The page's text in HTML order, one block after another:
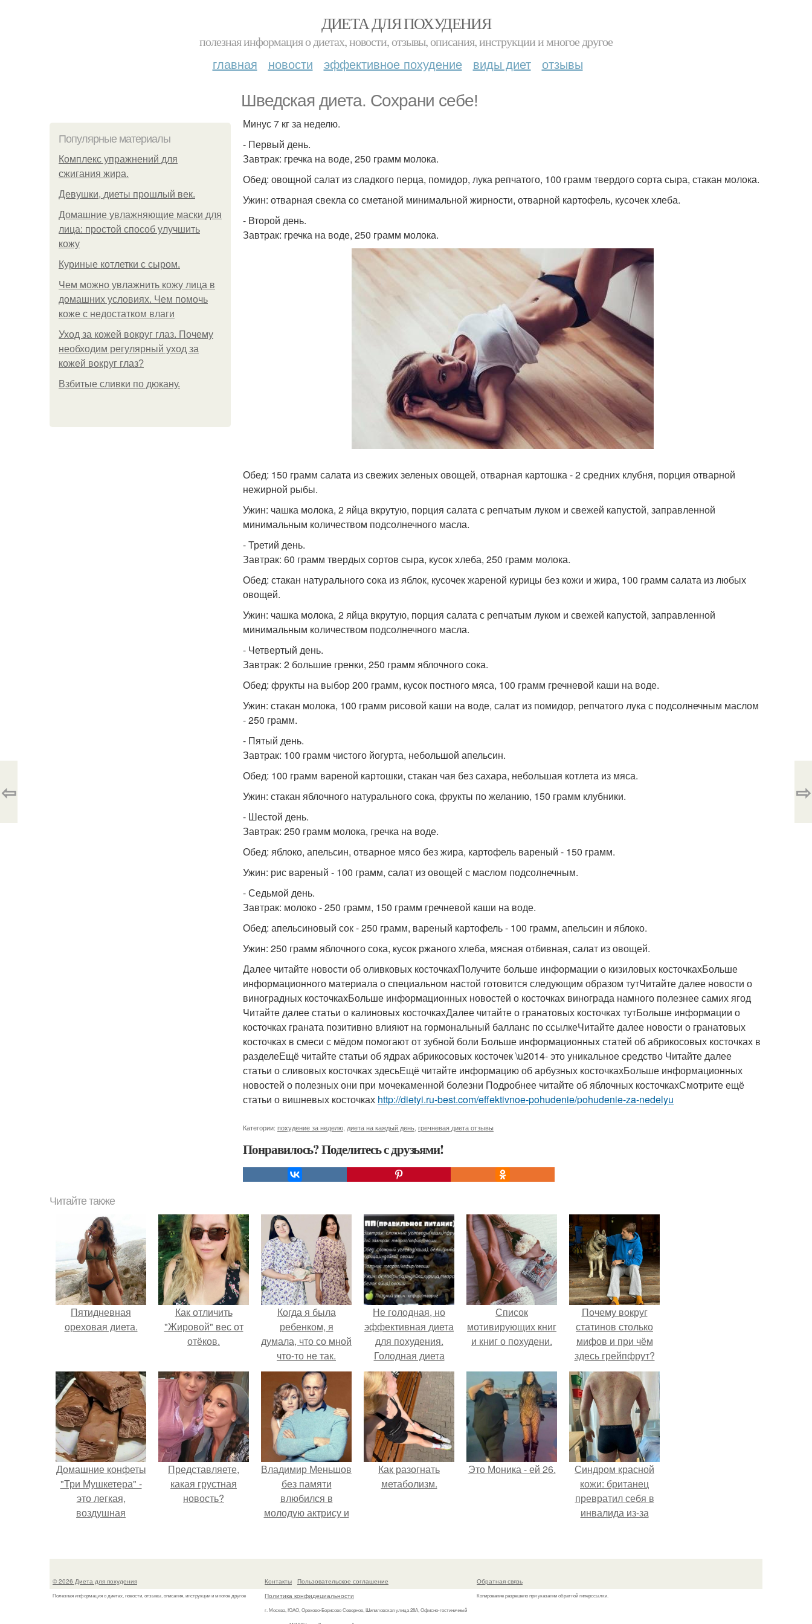
ДИЕТА ДЛЯ ПОХУДЕНИЯ
полезная информация о диетах, новости, отзывы, описания, инструкции и многое другое
главная новости эффективное похудение виды диет отзывы
Шведская диета. Сохрани себе!
Популярные материалы
Комплекс упражнений для
сжигания жира.
Девушки, диеты прошлый век.
Домашние увлажняющие маски для
лица: простой способ улучшить
кожу
Куриные котлетки с сыром.
Чем можно увлажнить кожу лица в
домашних условиях. Чем помочь
коже с недостатком влаги
Уход за кожей вокруг глаз. Почему
необходим регулярный уход за
кожей вокруг глаз?
Взбитые сливки по дюкану.
Минус 7 кг за неделю.
- Первый день.
Завтрак: гречка на воде, 250 грамм молока.
Обед: овощной салат из сладкого перца, помидор, лука репчатого, 100 грамм твердого сорта сыра, стакан молока.
Ужин: отварная свекла со сметаной минимальной жирности, отварной картофель, кусочек хлеба.
- Второй день.
Завтрак: гречка на воде, 250 грамм молока.
Обед: 150 грамм салата из свежих зеленых овощей, отварная картошка - 2 средних клубня, порция отварной
нежирной рыбы.
Ужин: чашка молока, 2 яйца вкрутую, порция салата с репчатым луком и свежей капустой, заправленной
минимальным количеством подсолнечного масла.
- Третий день.
Завтрак: 60 грамм твердых сортов сыра, кусок хлеба, 250 грамм молока.
Обед: стакан натурального сока из яблок, кусочек жареной курицы без кожи и жира, 100 грамм салата из любых
овощей.
Ужин: чашка молока, 2 яйца вкрутую, порция салата с репчатым луком и свежей капустой, заправленной
минимальным количеством подсолнечного масла.
- Четвертый день.
Завтрак: 2 большие гренки, 250 грамм яблочного сока.
Обед: фрукты на выбор 200 грамм, кусок постного мяса, 100 грамм гречневой каши на воде.
Ужин: стакан молока, 100 грамм рисовой каши на воде, салат из помидор, репчатого лука с подсолнечным маслом
- 250 грамм.
- Пятый день.
Завтрак: 100 грамм чистого йогурта, небольшой апельсин.
Обед: 100 грамм вареной картошки, стакан чая без сахара, небольшая котлета из мяса.
Ужин: стакан яблочного натурального сока, фрукты по желанию, 150 грамм клубники.
- Шестой день.
Завтрак: 250 грамм молока, гречка на воде.
Обед: яблоко, апельсин, отварное мясо без жира, картофель вареный - 150 грамм.
Ужин: рис вареный - 100 грамм, салат из овощей с маслом подсолнечным.
- Седьмой день.
Завтрак: молоко - 250 грамм, 150 грамм гречневой каши на воде.
Обед: апельсиновый сок - 250 грамм, вареный картофель - 100 грамм, апельсин и яблоко.
Ужин: 250 грамм яблочного сока, кусок ржаного хлеба, мясная отбивная, салат из овощей.
Далее читайте новости об оливковых косточкахПолучите больше информации о кизиловых косточкахБольше
информационного материала о специальном настой готовится следующим образом тутЧитайте далее новости о
виноградных косточкахБольше информационных новостей о косточках винограда намного полезнее самих ягод
Читайте далее статьи о калиновых косточкахДалее читайте о гранатовых косточках тутБольше информации о
косточках граната позитивно влияют на гормональный балланс по ссылкеЧитайте далее новости о гранатовых
косточках в смеси с мёдом помогают от зубной боли Больше информационных статей об абрикосовых косточках в
разделеЕщё читайте статьи об ядрах абрикосовых косточек \u2014- это уникальное средство Читайте далее
статьи о сливовых косточках здесьЕщё читайте информацию об арбузных косточкахБольше информационных
новостей о полезных они при мочекаменной болезни Подробнее читайте об яблочных косточкахСмотрите ещё
статьи о вишневых косточках http://dietyi.ru-best.com/effektivnoe-pohudenie/pohudenie-za-nedelyu
Категории: похудение за неделю диета на каждый день гречневая диета отзывы
Понравилось? Поделитесь с друзьями!
⇦ ⇨
Читайте также
Пятидневная
ореховая диета.
Как отличить
"Жировой" вес от
отёков.
Когда я была
ребенком, я
думала, что со мной
что-то не так.
Не голодная, но
эффективная диета
для похудения.
Голодная диета
новая система
правильного
питания
Список
мотивирующих книг
и книг о похудени.
Почему вокруг
статинов столько
мифов и при чём
здесь грейпфрут?
Домашние конфеты
"Три Мушкетера" -
это легкая,
воздушная
молочным
Представляете,
какая грустная
новость?
Владимир Меньшов
без памяти
влюбился в
молодую актрису и
неё.
Как разогнать
метаболизм.
Это Моника - ей 26.
Синдром красной
кожи: британец
превратил себя в
инвалида из-за
мази.
© 2026 Диета для похудения
Полезная информация о диетах, новости, отзывы, описания, инструкции и многое другое
Контакты
Пользовательское соглашение
Политика конфидециальности
г. Москва, ЮАО, Орехово-Борисово Северное, Шипиловская улица 28А, Офисно-гостиничный
Обратная связь
Копирование разрешено при указании обратной гиперссылки.